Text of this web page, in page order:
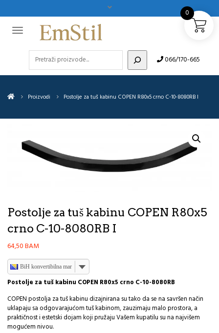
066/170-665
Proizvodi Postolje za tuš kabinu COPEN R80x5 crno C-10-8080RB I
Postolje za tuš kabinu COPEN R80x5
crno C-10-8080RB I
64,50BAM
BiH konvertibilna marka
Postolje za tuš kabinu COPEN R80x5 crno C-10-8080RB
COPEN postolja za tuš kabinu dizajnirana su tako da se na savršen način
uklapaju sa odgovarajućom tuš kabinom, zauzimaju malo prostora, a
praktičnost i estetski dojam koji pružaju Vašem kupatilu su na najvišem
mogućem nivou.
0